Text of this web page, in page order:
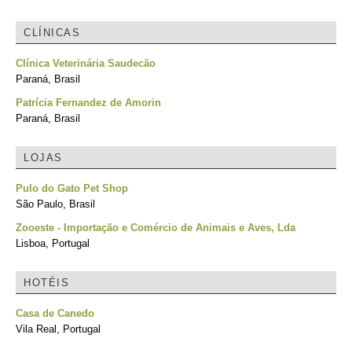
CLÍNICAS
Clínica Veterinária Saudecão
Paraná, Brasil
Patrícia Fernandez de Amorin
Paraná, Brasil
LOJAS
Pulo do Gato Pet Shop
São Paulo, Brasil
Zooeste - Importação e Comércio de Animais e Aves, Lda
Lisboa, Portugal
HOTÉIS
Casa de Canedo
Vila Real, Portugal